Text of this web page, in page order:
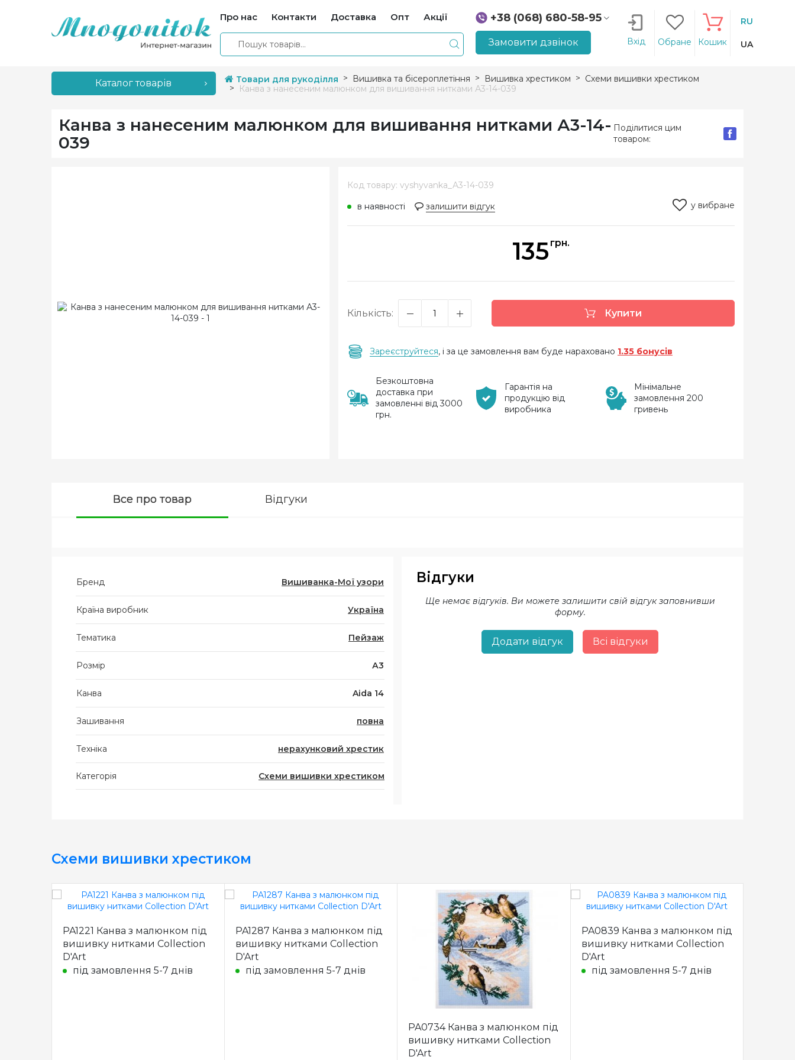
Про нас Контакти Доставка Опт Акції
+38 (068) 680-58-95
+38 (066) 207-14-90
Замовити дзвінок Вхід Обране Кошик
RU
UA
Каталог товарів Товари для рукоділля Вишивка та бісероплетіння Вишивка хрестиком
Схеми вишивки хрестиком
Канва з нанесеним малюнком для вишивання нитками А3-14-039
Канва з нанесеним малюнком для вишивання нитками А3-14-
039
Поділитися цим
товаром:
Код товару: vyshyvanka_A3-14-039
в наявності
залишити відгук у вибране
135 грн.
Кількість: Купити
Зареєструйтеся, і за це замовлення вам буде нараховано 1.35 бонусів
Безкоштовна
доставка при
замовленні від 3000
грн.
Гарантія на
продукцію від
виробника
Мінімальне
замовлення 200
гривень
Все про товар Відгуки
Бренд Вишиванка-Мої узори
Країна виробник Україна
Тематика Пейзаж
Розмір А3
Канва Aida 14
Зашивання повна
Техніка нерахунковий хрестик
Категорія Схеми вишивки хрестиком
Відгуки
Ще немає відгуків. Ви можете залишити свій відгук заповнивши
форму.
Додати відгук Всі відгуки
Схеми вишивки хрестиком
PA1221 Канва з малюнком під
вишивку нитками Collection
D'Art
під замовлення 5-7 днів
PA1287 Канва з малюнком під
вишивку нитками Collection
D'Art
під замовлення 5-7 днів
PA0734 Канва з малюнком під
вишивку нитками Collection
D'Art
PA0839 Канва з малюнком під
вишивку нитками Collection
D'Art
під замовлення 5-7 днів